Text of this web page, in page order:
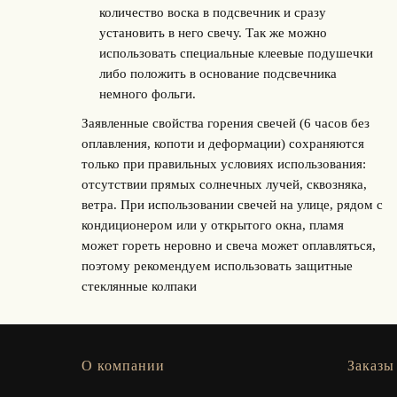
количество воска в подсвечник и сразу
установить в него свечу. Так же можно
использовать специальные клеевые подушечки
либо положить в основание подсвечника
немного фольги.
Заявленные свойства горения свечей (6 часов без
оплавления, копоти и деформации) сохраняются
только при правильных условиях использования:
отсутствии прямых солнечных лучей, сквозняка,
ветра. При использовании свечей на улице, рядом с
кондиционером или у открытого окна, пламя
может гореть неровно и свеча может оплавляться,
поэтому рекомендуем использовать защитные
стеклянные колпаки
О компании